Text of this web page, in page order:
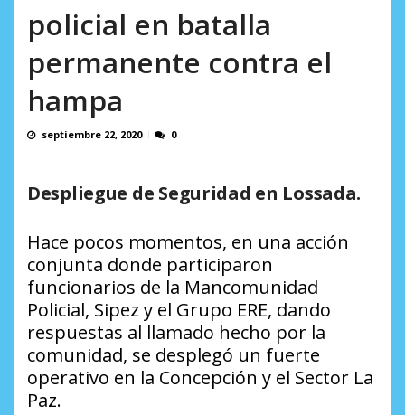
AGOSTO 7, 2026
policial en batalla
permanente contra el
hampa
septiembre 22, 2020 0
Despliegue de Seguridad en Lossada.
Hace pocos momentos, en una acción
conjunta donde participaron
funcionarios de la Mancomunidad
Policial, Sipez y el Grupo ERE, dando
respuestas al llamado hecho por la
comunidad, se desplegó un fuerte
operativo en la Concepción y el Sector La
Paz.